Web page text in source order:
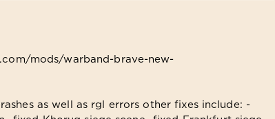
mods/warband-brave-new-
as well as rgl errors other fixes include: -